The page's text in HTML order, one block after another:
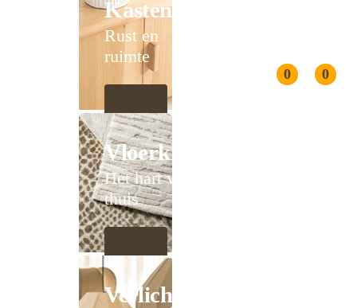
0 0
Kasten
Rust en
ruimte
Vloerkleden
Het hart van
thuis
Verlichting